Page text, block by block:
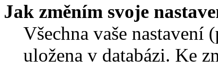
Jak změním svoje
Všechna vaše
uložena v databázi. Ke